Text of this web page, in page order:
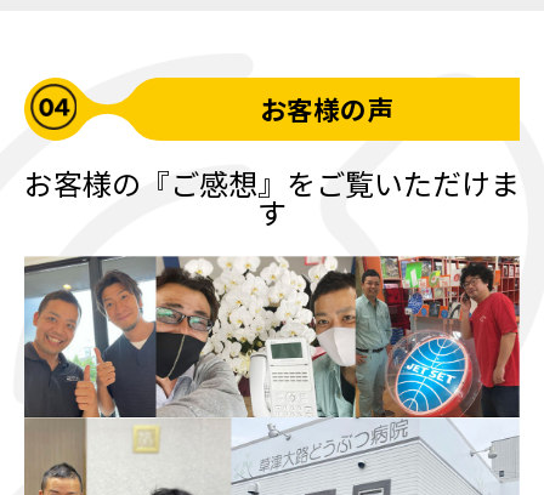
お客様の声
お客様の『ご感想』をご覧いただけま
す